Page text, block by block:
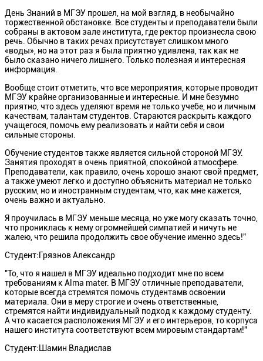
День Знаний в МГЭУ прошел, на мой взгляд, в необычайно
торжественной обстановке. Все студенты и преподаватели были
собраны в актовом зале института, где ректор произнесла свою
речь. Обычно в таких речах присутствует слишком много
«воды», но на этот раз я была приятно удивлена, так как не
было сказано ничего лишнего. Только полезная и интересная
информация.
Вообще стоит отметить, что все мероприятия, которые проводит
МГЭУ крайне организованные и интересные. И мне безумно
приятно, что здесь уделяют время не только учебе, но и личным
качествам, талантам студентов. Стараются раскрыть каждого
учащегося, помочь ему реализовать и найти себя и свои
сильные стороны.
Обучение студентов также является сильной стороной МГЭУ.
Занятия проходят в очень приятной, спокойной атмосфере.
Преподаватели, как правило, очень хорошо знают свой предмет,
а также умеют легко и доступно объяснить материал не только
русским, но и иностранным студентам, что, как мне кажется,
очень важно и актуально.
Я проучилась в МГЭУ меньше месяца, но уже могу сказать точно,
что прониклась к нему огромнейшей симпатией и ничуть не
жалею, что решила продолжить свое обучение именно здесь!"
Студент:Грязнов Александр
"То, что я нашел в МГЭУ идеально подходит мне по всем
требованиям к Alma mater. В МГЭУ отличные преподаватели,
которые всегда стремятся помочь студентамв освоении
материала. Они в меру строгие и очень ответственные,
стремятся найти индивидуальный подход к каждому студенту.
А что касается расположения МГЭУ и его интерьеров, то корпуса
нашего института соответствуют всем мировым стандартам!"
Студент:Шамин Владислав